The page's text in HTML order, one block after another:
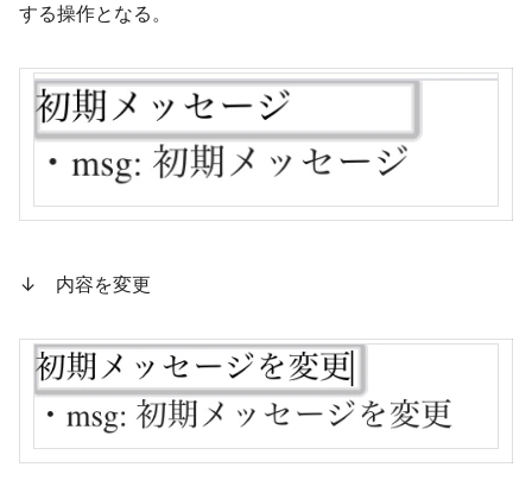
する操作となる。
↓ 内容を変更